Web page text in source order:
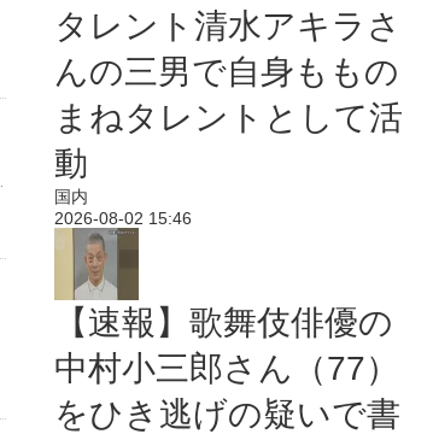
タレント清水アキラさ
んの三男で自身ももの
まねタレントとして活
動
国内
2026-08-02 15:46
【速報】歌舞伎俳優の
中村小三郎さん（77）
をひき逃げの疑いで書